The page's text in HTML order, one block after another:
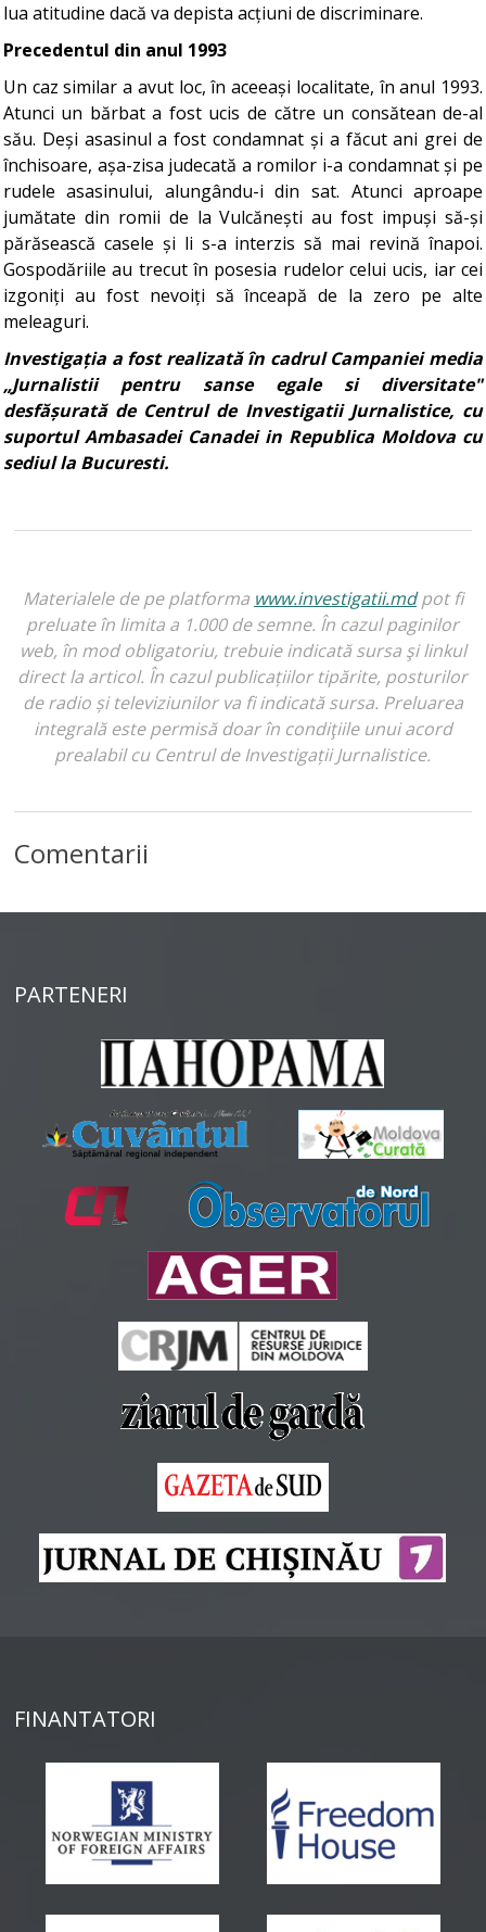
lua atitudine dacă va depista acțiuni de discriminare.
Precedentul din anul 1993
Un caz similar a avut loc, în aceeași localitate, în anul 1993.
Atunci un bărbat a fost ucis de către un consătean de-al
său. Deși asasinul a fost condamnat și a făcut ani grei de
închisoare, așa-zisa judecată a romilor i-a condamnat și pe
rudele asasinului, alungându-i din sat. Atunci aproape
jumătate din romii de la Vulcănești au fost impuși să-și
părăsească casele și li s-a interzis să mai revină înapoi.
Gospodăriile au trecut în posesia rudelor celui ucis, iar cei
izgoniți au fost nevoiți să înceapă de la zero pe alte
meleaguri.
Investigația a fost realizată în cadrul Campaniei media
„Jurnalistii pentru sanse egale si diversitate"
desfășurată de Centrul de Investigatii Jurnalistice, cu
suportul Ambasadei Canadei in Republica Moldova cu
sediul la Bucuresti.
Materialele de pe platforma www.investigatii.mdpot fi
preluate în limita a 1.000 de semne. În cazul paginilor
web, în mod obligatoriu, trebuie indicată sursa şi linkul
direct la articol. În cazul publicațiilor tipărite, posturilor
de radio și televiziunilor va fi indicată sursa. Preluarea
integrală este permisă doar în condiţiile unui acord
prealabil cu Centrul de Investigații Jurnalistice.
Comentarii
PARTENERI
FINANTATORI